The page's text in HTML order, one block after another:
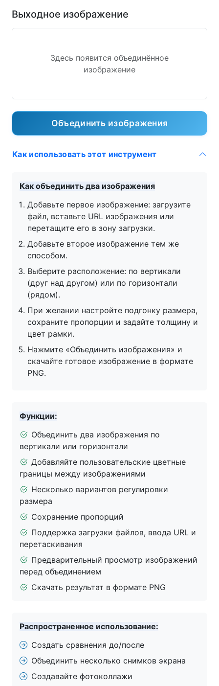
Выходное изображение
Здесь появится объединённое
изображение
Объединить изображения
Как использовать этот инструмент
Как объединить два изображения
Добавьте первое изображение: загрузите
файл, вставьте URL изображения или
перетащите его в зону загрузки.
Добавьте второе изображение тем же
способом.
Выберите расположение: по вертикали
(друг над другом) или по горизонтали
(рядом).
При желании настройте подгонку размера,
сохраните пропорции и задайте толщину и
цвет рамки.
Нажмите «Объединить изображения» и
скачайте готовое изображение в формате
PNG.
Функции:
Объединить два изображения по
вертикали или горизонтали
Добавляйте пользовательские цветные
границы между изображениями
Несколько вариантов регулировки
размера
Сохранение пропорций
Поддержка загрузки файлов, ввода URL и
перетаскивания
Предварительный просмотр изображений
перед объединением
Скачать результат в формате PNG
Распространенное использование:
Создать сравнения до/после
Объединить несколько снимков экрана
Создавайте фотоколлажи